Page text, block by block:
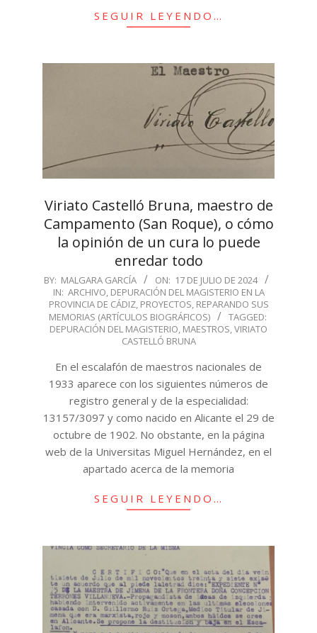
SEGUIR LEYENDO…
Viriato Castelló Bruna, maestro de
Campamento (San Roque), o cómo
la opinión de un cura lo puede
enredar todo
2024-
07-
17
BY: MALGARA GARCÍA ON: 17 DE JULIO DE 2024
IN: ARCHIVO, DEPURACIÓN DEL MAGISTERIO EN LA
PROVINCIA DE CÁDIZ, PROYECTOS, REPARANDO SUS
MEMORIAS (ARTÍCULOS BIOGRÁFICOS)
TAGGED:
DEPURACIÓN DEL MAGISTERIO, MAESTROS,VIRIATO
CASTELLÓ BRUNA
En el escalafón de maestros nacionales de
1933 aparece con los siguientes números de
registro general y de la especialidad:
13157/3097 y como nacido en Alicante el 29 de
octubre de 1902. No obstante, en la página
web de la Universitas Miguel Hernández, en el
apartado acerca de la memoria
SEGUIR LEYENDO…